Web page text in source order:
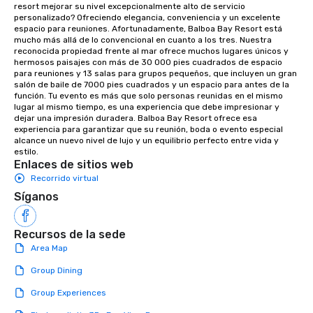
Bespoke Curation: From solo "Noir"
pianists to full "Big Band" Pop Nouveau
orchestras. Versatile Repertoire: A
library of hundreds of modern hits
rearranged with syncopation, swing,
and soul. ► Visual Sophistication: Our
performers reflect the "Nouveau"
aesthetic—classic elegance with a
modern edge. By choosing Pop
Nouveau Jazz, you aren't just booking
a band; you are securing an
immersive experience. We specialize
the music is sophisticated enough for
cocktails and conversation, yet
infectious enough to keep guests
engaged and energized throughout
decades of experience performing at
weddings all over the planet! We are
resort mejorar su nivel excepcionalmente alto de servicio
personalizado? Ofreciendo elegancia, conveniencia y un excelente
espacio para reuniones. Afortunadamente, Balboa Bay Resort está
mucho más allá de lo convencional en cuanto a los tres. Nuestra
reconocida propiedad frente al mar ofrece muchos lugares únicos y
hermosos paisajes con más de 30 000 pies cuadrados de espacio
para reuniones y 13 salas para grupos pequeños, que incluyen un gran
salón de baile de 7000 pies cuadrados y un espacio para antes de la
función. Tu evento es más que solo personas reunidas en el mismo
lugar al mismo tiempo, es una experiencia que debe impresionar y
dejar una impresión duradera. Balboa Bay Resort ofrece esa
experiencia para garantizar que su reunión, boda o evento especial
alcance un nuevo nivel de lujo y un equilibrio perfecto entre vida y
estilo.
Enlaces de sitios web
Recorrido virtual
Síganos
Recursos de la sede
Area Map
Group Dining
Group Experiences